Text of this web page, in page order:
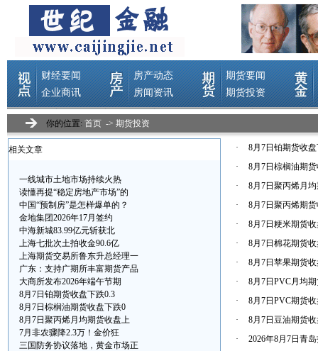
你的位置: 首页 -> 期货投资
相关文章
一线城市土地市场持续火热
读懂再提“稳定房地产市场”的
中国“预制房”是怎样爆单的？
金地集团2026年17月签约
中海新城83.99亿元斩获北
上海七批次土拍收金90.6亿
上海期货交易所鲁东升总经理一
广东：支持广期所丰富期货产品
大商所发布2026年端午节期
8月7日铂期货收盘下跌0.3
8月7日棕榈油期货收盘下跌0
8月7日聚丙烯月均期货收盘上
7月非农骤降2.3万！金价狂
三国防务协议落地，黄金市场正
·
8月7日铂期货收
·
8月7日棕榈油期
·
8月7日聚丙烯月
·
8月7日聚丙烯期
·
8月7日粳米期货
·
8月7日棉花期货
·
8月7日苹果期货
·
8月7日PVC月均
·
8月7日PVC期货
·
8月7日豆油期货
·
2026年8月7日青